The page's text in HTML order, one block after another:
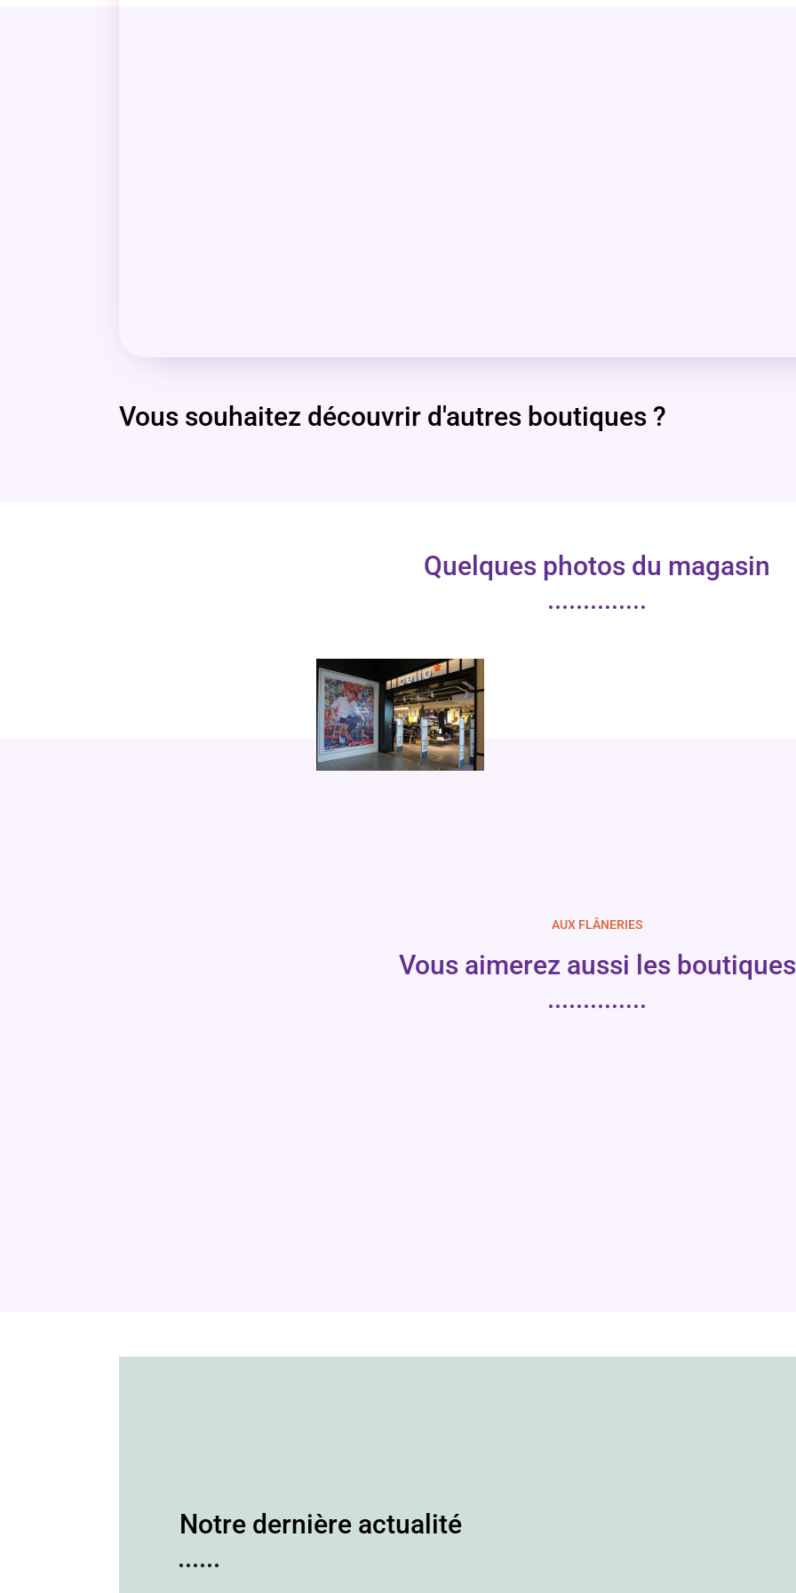
Vous souhaitez découvrir d'autres boutiques ?
Quelques photos du magasin
AUX FLÂNERIES
Vous aimerez aussi les boutiques
Notre dernière actualité